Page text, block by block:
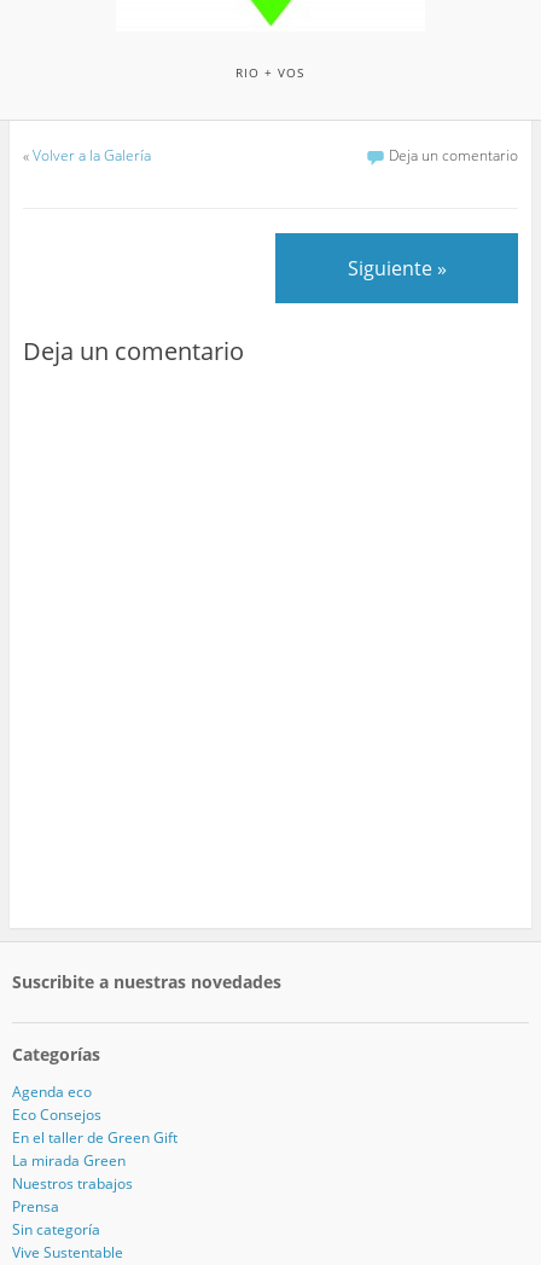
RIO + VOS
«Volver a la Galería Deja un comentario
Siguiente »
Deja un comentario
Suscribite a nuestras novedades
Categorías
Agenda eco
Eco Consejos
En el taller de Green Gift
La mirada Green
Nuestros trabajos
Prensa
Sin categoría
Vive Sustentable